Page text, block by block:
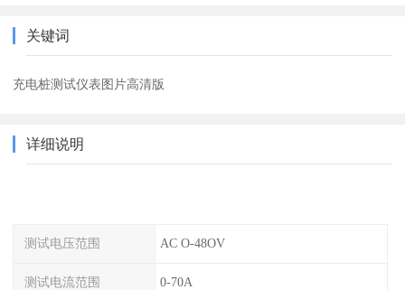
关键词
充电桩测试仪表图片高清版
详细说明
测试电压范围 AC O-48OV
测试电流范围 0-70A